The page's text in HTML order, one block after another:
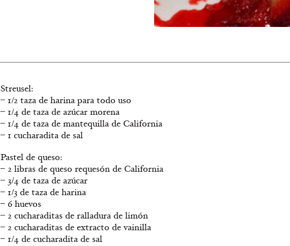
Streusel:
– 1/2 taza de harina para todo uso
– 1/4 de taza de azúcar morena
– 1/4 de taza de mantequilla de California
– 1 cucharadita de sal
Pastel de queso:
– 2 libras de queso requesón de California
– 3/4 de taza de azúcar
– 1/3 de taza de harina
– 6 huevos
– 2 cucharaditas de ralladura de limón
– 2 cucharaditas de extracto de vainilla
– 1/4 de cucharadita de sal